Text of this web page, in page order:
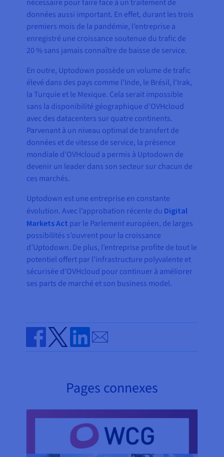
nécessaire pour faire face à un traitement de
données aussi important. En effet, durant les trois
premiers mois de la pandémie, l’entreprise a
enregistré une croissance soutenue du trafic de
20 % sans jamais connaître de baisse de service.
En outre, Uptodown possède un volume de trafic
élevé dans des pays comme l'Inde, le Brésil, l'Irak,
la Turquie et le Mexique. Cela serait impossible
sans la disponibilité géographique d’OVHcloud
avec des datacenters sur quatre continents.
Parvenant à un niveau optimal de transfert de
données et de vitesse de service, la présence
mondiale d'OVHcloud a permis à Uptodown de
devenir un leader dans son secteur sur chacun de
ces marchés.
Uptodown est une entreprise en constante
évolution. Avec l’approbation récente du Digital
Markets Act par le Parlement européen, de larges
possibilités s’ouvrent pour la croissance
d’Uptodown. De plus, l’entreprise profite de tout le
potentiel offert par l’infrastructure polyvalente et
sécurisée d’OVHcloud pour continuer à améliorer
ses parts de marché et son business model.
Share on Facebook
Share on Twitter
Share on Linkedin
Send by email
Pages connexes